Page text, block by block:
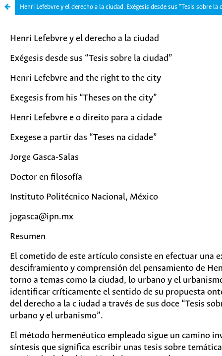
Henri Lefebvre y el derecho a la ciudad. Exégesis desde sus "Tesis sobre la